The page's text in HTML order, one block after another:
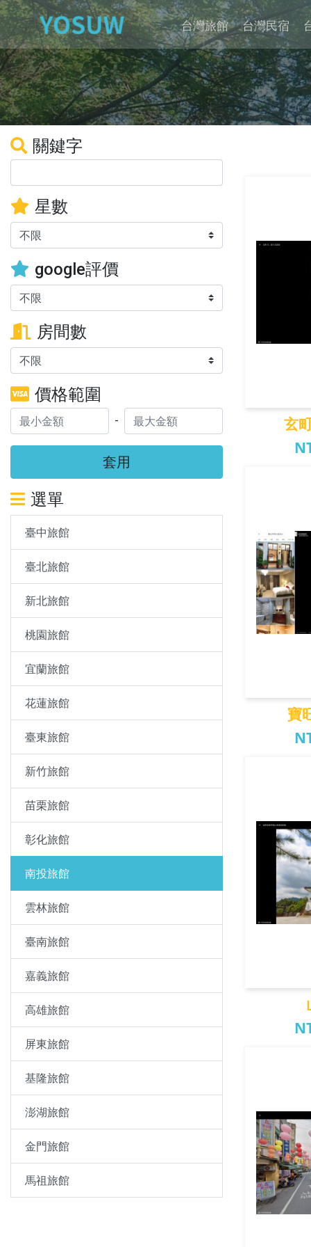
台灣旅館 台灣民宿
關鍵字
星數
google評價
房間數
價格範圍
-
套用
選單
臺中旅館
臺北旅館
新北旅館
桃園旅館
宜蘭旅館
花蓮旅館
臺東旅館
新竹旅館
苗栗旅館
彰化旅館
南投旅館
雲林旅館
臺南旅館
嘉義旅館
高雄旅館
屏東旅館
基隆旅館
澎湖旅館
金門旅館
馬祖旅館
玄
寶